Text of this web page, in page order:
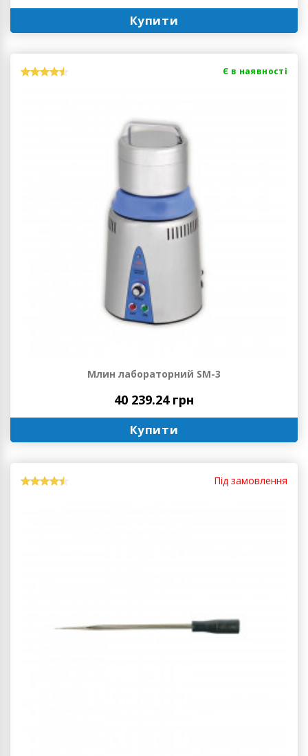
Купити
Є в наявності
Млин лабораторний SM-3
40 239.24 грн
Купити
Під замовлення